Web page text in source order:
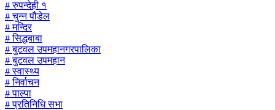
# रुपन्देही १
# चुन्न पौडेल
# मन्दिर
# सिद्धबाबा
# बुटवल उपमहानगरपालिका
# बुटवल उपमहान
# स्वास्थ्य
# निर्वाचन
# पाल्पा
# प्रतिनिधि सभा